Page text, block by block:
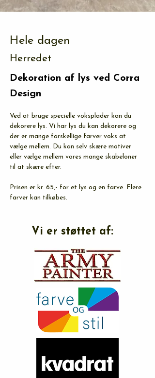
Hele dagen
Herredet
Dekoration af lys ved Corra
Design
Ved at bruge specielle voksplader kan du
dekorere lys. Vi har lys du kan dekorere og
der er mange forskellige farver voks at
vælge mellem. Du kan selv skære motiver
eller vælge mellem vores mange skabeloner
til at skære efter.
Prisen er kr. 65,- for et lys og en farve. Flere
farver kan tilkøbes.
Vi er støttet af: